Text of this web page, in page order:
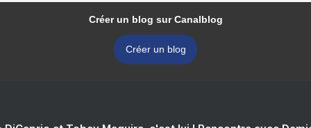
Créer un blog sur Canalblog
Créer un blog